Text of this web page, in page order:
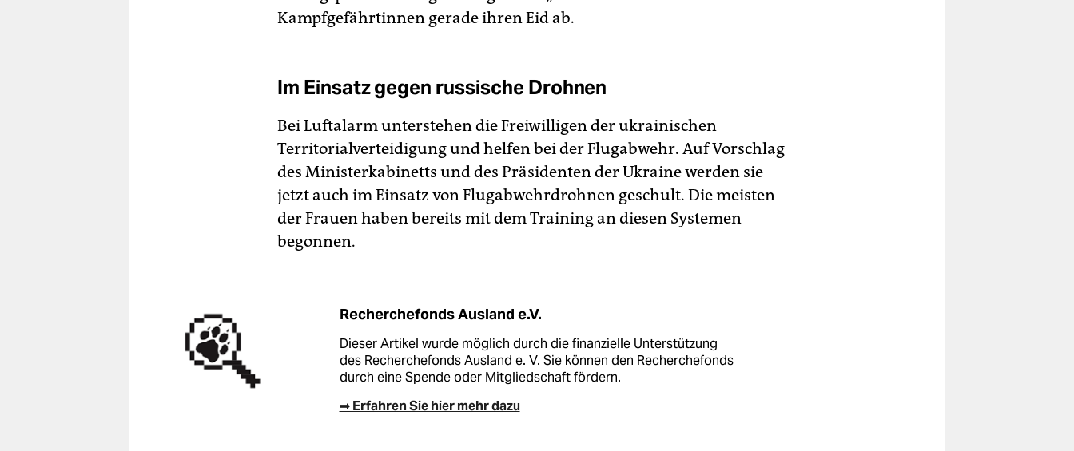
Kampfgefährtinnen gerade ihren Eid ab.
Im Einsatz gegen russische Drohnen
Bei Luftalarm unterstehen die Freiwilligen der ukrainischen
Territorialverteidigung und helfen bei der Flugabwehr. Auf Vorschlag
des Ministerkabinetts und des Präsidenten der Ukraine werden sie
jetzt auch im Einsatz von Flugabwehrdrohnen geschult. Die meisten
der Frauen haben bereits mit dem Training an diesen Systemen
begonnen.
Recherchefonds Ausland e.V.
Dieser Artikel wurde möglich durch die finanzielle Unterstützung
des Recherchefonds Ausland e. V. Sie können den Recherchefonds
durch eine Spende oder Mitgliedschaft fördern.
➡ Erfahren Sie hier mehr dazu